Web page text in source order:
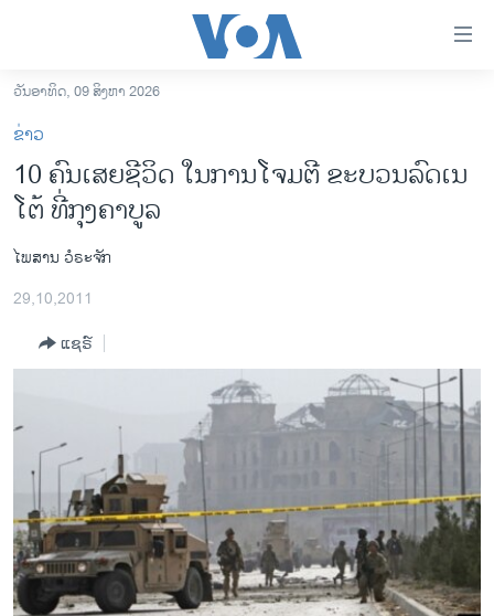
ເຂົ້າ
ຫາ
ຂ້າມ
ຂ້າມ
ຫາ
ຊອກ
ຄົ້ນ
ອາເມຣິກາ
ການເລືອກຕັ້ງ ປະທານາທີບໍດີ ສະຫະລັດ 2024
ໂລກ
ເອເຊຍ
ຊີວິດຊາວລາວ
ຊຸມຊົນຊາວລາວ
ວິທະຍາສາດ-ເທັກໂນໂລຈີ
ທຸລະກິດ
ພາສາອັງກິດ
ວັນອາທິດ, 09 ສິງຫາ 2026
ຂ່າວ
10 ຄົນເສຍຊີວິດ ໃນການໂຈມຕີ ຂະບວນລົດເນ
ໂຕ້ ທີ່ກຸງຄາບູລ
ໄພສານ ວໍຣະຈັກ
29,10,2011
ແຊຣ໌